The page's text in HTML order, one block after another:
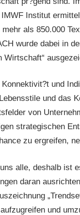
Institut
als 850.000
wurde dabei in
Wirtschaft“
und
und das
von
strategischen
zu ergreifen,
alle, deshalb ist
daran
und